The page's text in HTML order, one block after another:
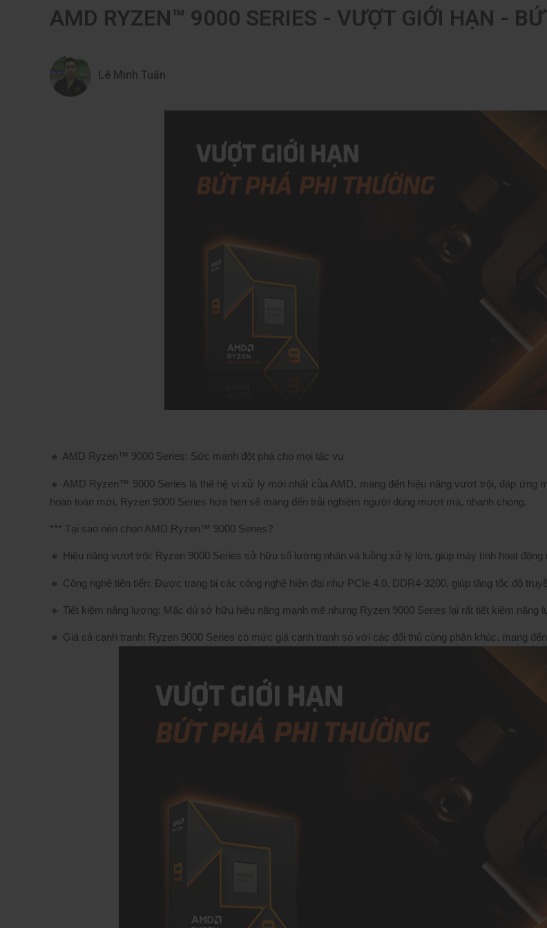
AMD RYZEN™ 9000 SERIES - VƯỢT GIỚI HẠN -
Lê Minh Tuấn
🔸 AMD Ryzen™ 9000 Series: Sức mạnh đột phá cho mọi tác vụ
🔸 AMD Ryzen™ 9000 Series là thế hệ vi xử lý mới nhất của AMD, mang đến hiệu năng vượt trội, đáp ứng
hoàn toàn mới, Ryzen 9000 Series hứa hẹn sẽ mang đến trải nghiệm người dùng mượt mà, nhanh chóng.
*** Tại sao nên chọn AMD Ryzen™ 9000 Series?
🔸 Hiệu năng vượt trội: Ryzen 9000 Series sở hữu số lượng nhân và luồng xử lý lớn, giúp máy tính hoạt
🔸 Công nghệ tiên tiến: Được trang bị các công nghệ hiện đại như PCIe 4.0, DDR4-3200, giúp tăng tốc độ
🔸 Tiết kiệm năng lượng: Mặc dù sở hữu hiệu năng mạnh mẽ nhưng Ryzen 9000 Series lại rất tiết kiệm năng
🔸 Giá cả cạnh tranh: Ryzen 9000 Series có mức giá cạnh tranh so với các đối thủ cùng phân khúc, mang